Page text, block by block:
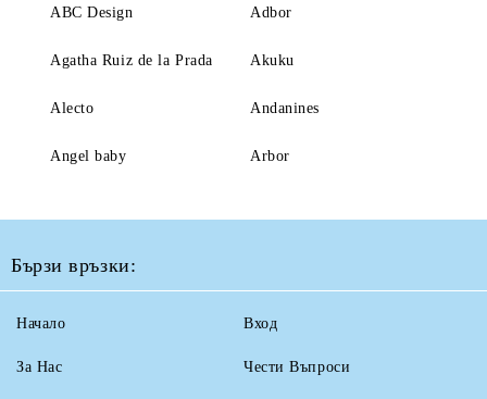
ABC Design Adbor
Agatha Ruiz de la Prada Akuku
Alecto Andanines
Angel baby Arbor
Бързи връзки:
Начало
За Нас
Вход
Чести Въпроси